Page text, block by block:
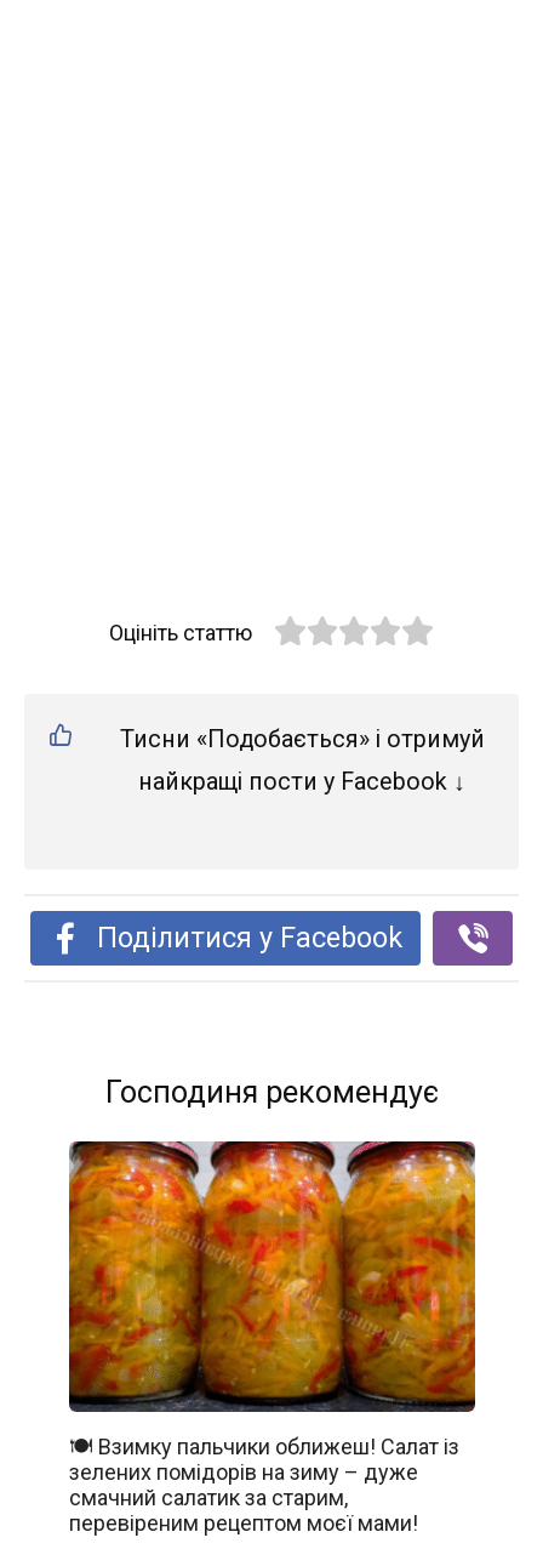
Оцініть статтю
Тисни «Подобається» і отримуй
найкращі пости у Facebook ↓
Поділитися у Facebook
Господиня рекомендує
🍽️ Взимку пальчики оближеш! Салат із
зелених помідорів на зиму – дуже
смачний салатик за старим,
перевіреним рецептом моєї мами!